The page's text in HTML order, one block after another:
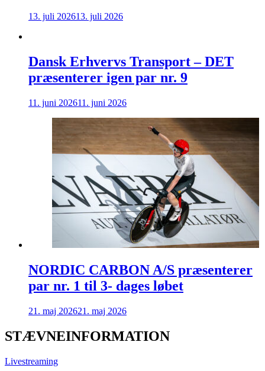
13. juli 202613. juli 2026
Dansk Erhvervs Transport – DET
præsenterer igen par nr. 9
11. juni 202611. juni 2026
NORDIC CARBON A/S præsenterer
par nr. 1 til 3- dages løbet
21. maj 202621. maj 2026
STÆVNEINFORMATION
Livestreaming